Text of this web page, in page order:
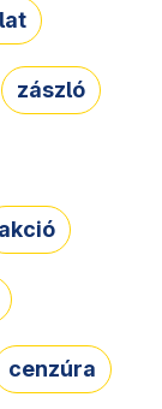
zászló
akció
cenzúra